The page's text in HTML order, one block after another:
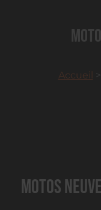
Accueil >
Motos